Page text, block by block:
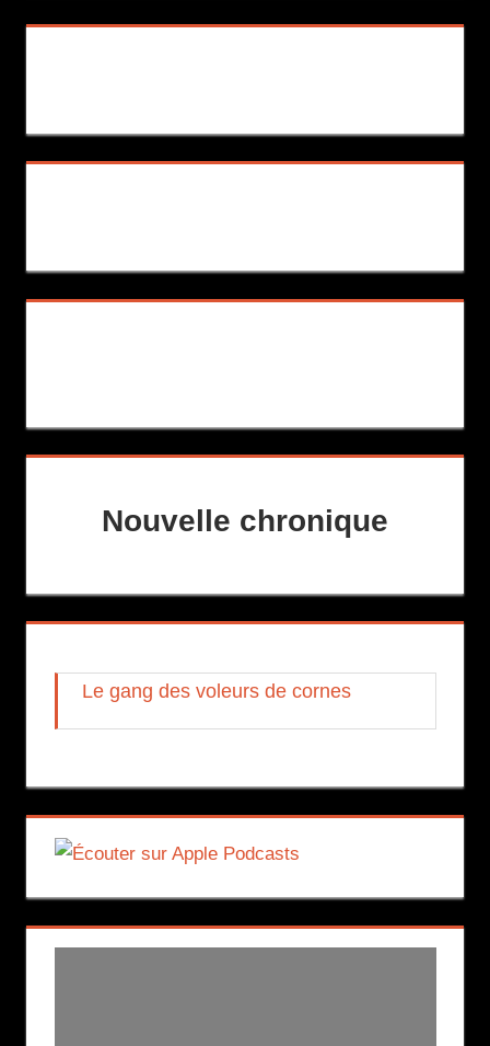
Nouvelle chronique
Le gang des voleurs de cornes